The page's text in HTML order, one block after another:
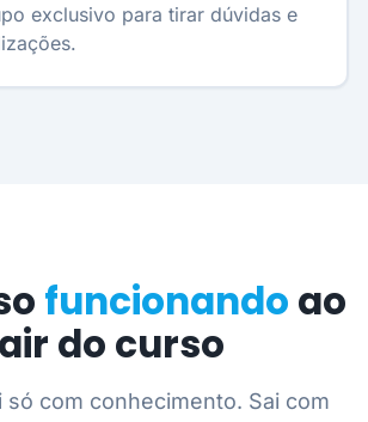
exclusivo para tirar dúvidas e
funcionando ao
do curso
só com conhecimento. Sai com